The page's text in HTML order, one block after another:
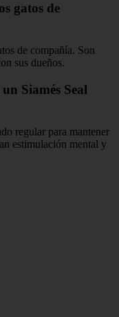
gatos de
de compañía. Son
sus dueños.
Siamés Seal
regular para mantener
estimulación mental y